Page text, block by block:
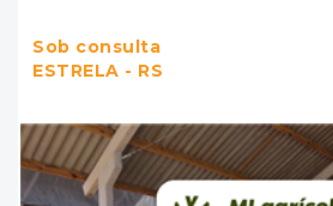
Sob consulta
ESTRELA - RS